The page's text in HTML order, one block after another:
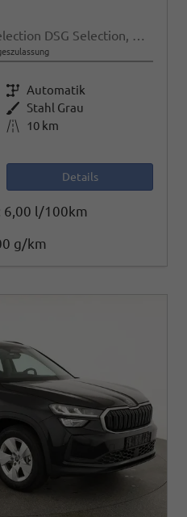
1.5 TSI mHEV 110 kW Selection DSG Selection, AHK, Navi, Side, Kamera, Winter, 4 J.- Garantie
Getriebe Automatik
Außenfarbe Stahl Grau
Kilometerstand
10 km
Details
6,00 l/100km
g/km